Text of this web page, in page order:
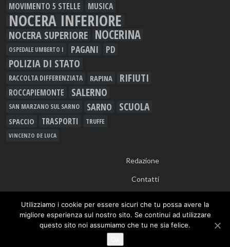
MOVIMENTO 5 STELLE MUSICA
NOCERA INFERIORE
NOCERA SUPERIORE NOCERINA
OSPEDALE UMBERTO I PAGANI PD
POLIZIA DI STATO
RACCOLTA DIFFERENZIATA RAPINA RIFIUTI
ROCCAPIEMONTE SALERNO
SAN MARZANO SUL SARNO SARNO SCUOLA
SPACCIO TRASPORTI TRUFFE
VINCENZO DE LUCA
Redazione
Contatti
- Testata Giornalistica Registrata presso Tribunale di
Nocera Inferiore n.913/12 - TUTTI I DIRITTI RISERVATI
Utilizziamo i cookie per essere sicuri che tu possa avere la
migliore esperienza sul nostro sito. Se continui ad utilizzare
questo sito noi assumiamo che tu ne sia felice.